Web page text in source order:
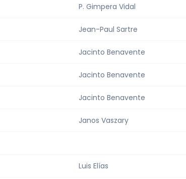
P. Gimpera Vidal
Jean-Paul Sartre
Jacinto Benavente
Jacinto Benavente
Jacinto Benavente
Janos Vaszary
Luis Elías